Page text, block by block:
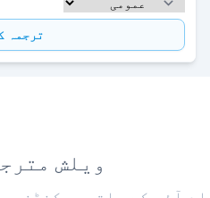
ترجمہ
ویلش